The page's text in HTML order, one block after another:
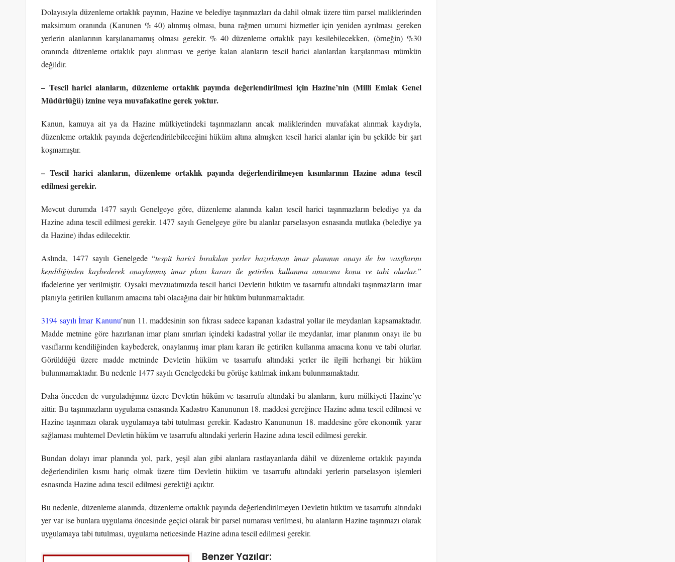
Dolayısıyla düzenleme ortaklık payının, Hazine ve belediye taşınmazları da dahil olmak üzere tüm parsel maliklerinden
maksimum oranında (Kanunen % 40) alınmış olması, buna rağmen umumi hizmetler için yeniden ayrılması gereken
yerlerin alanlarının karşılanamamış olması gerekir. % 40 düzenleme ortaklık payı kesilebilecekken, (örneğin) %30
oranında düzenleme ortaklık payı alınması ve geriye kalan alanların tescil harici alanlardan karşılanması mümkün
değildir.
– Tescil harici alanların, düzenleme ortaklık payında değerlendirilmesi için Hazine’nin (Milli Emlak Genel
Müdürlüğü) iznine veya muvafakatine gerek yoktur.
Kanun, kamuya ait ya da Hazine mülkiyetindeki taşınmazların ancak maliklerinden muvafakat alınmak kaydıyla,
düzenleme ortaklık payında değerlendirilebileceğini hüküm altına almışken tescil harici alanlar için bu şekilde bir şart
koşmamıştır.
– Tescil harici alanların, düzenleme ortaklık payında değerlendirilmeyen kısımlarının Hazine adına tescil
edilmesi gerekir.
Mevcut durumda 1477 sayılı Genelgeye göre, düzenleme alanında kalan tescil harici taşınmazların belediye ya da
Hazine adına tescil edilmesi gerekir. 1477 sayılı Genelgeye göre bu alanlar parselasyon esnasında mutlaka (belediye ya
da Hazine) ihdas edilecektir.
Aslında, 1477 sayılı Genelgede “tespit harici bırakılan yerler hazırlanan imar planının onayı ile bu vasıflarını
kendiliğinden kaybederek onaylanmış imar planı kararı ile getirilen kullanma amacına konu ve tabi olurlar.”
ifadelerine yer verilmiştir. Oysaki mevzuatımızda tescil harici Devletin hüküm ve tasarrufu altındaki taşınmazların imar
planıyla getirilen kullanım amacına tabi olacağına dair bir hüküm bulunmamaktadır.
3194 sayılı İmar Kanunu’nun 11. maddesinin son fıkrası sadece kapanan kadastral yollar ile meydanları kapsamaktadır.
Madde metnine göre hazırlanan imar planı sınırları içindeki kadastral yollar ile meydanlar, imar planının onayı ile bu
vasıflarını kendiliğinden kaybederek, onaylanmış imar planı kararı ile getirilen kullanma amacına konu ve tabi olurlar.
Görüldüğü üzere madde metninde Devletin hüküm ve tasarrufu altındaki yerler ile ilgili herhangi bir hüküm
bulunmamaktadır. Bu nedenle 1477 sayılı Genelgedeki bu görüşe katılmak imkanı bulunmamaktadır.
Daha önceden de vurguladığımız üzere Devletin hüküm ve tasarrufu altındaki bu alanların, kuru mülkiyeti Hazine’ye
aittir. Bu taşınmazların uygulama esnasında Kadastro Kanununun 18. maddesi gereğince Hazine adına tescil edilmesi ve
Hazine taşınmazı olarak uygulamaya tabi tutulması gerekir. Kadastro Kanununun 18. maddesine göre ekonomik yarar
sağlaması muhtemel Devletin hüküm ve tasarrufu altındaki yerlerin Hazine adına tescil edilmesi gerekir.
Bundan dolayı imar planında yol, park, yeşil alan gibi alanlara rastlayanlarda dâhil ve düzenleme ortaklık payında
değerlendirilen kısmı hariç olmak üzere tüm Devletin hüküm ve tasarrufu altındaki yerlerin parselasyon işlemleri
esnasında Hazine adına tescil edilmesi gerektiği açıktır.
Bu nedenle, düzenleme alanında, düzenleme ortaklık payında değerlendirilmeyen Devletin hüküm ve tasarrufu altındaki
yer var ise bunlara uygulama öncesinde geçici olarak bir parsel numarası verilmesi, bu alanların Hazine taşınmazı olarak
uygulamaya tabi tutulması, uygulama neticesinde Hazine adına tescil edilmesi gerekir.
Benzer Yazılar: